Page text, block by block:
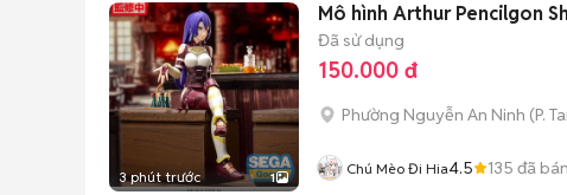
3 phút trước 1
Mô hình Arthur Pencilgon
Đã sử dụng
150.000 đ
Phường Nguyễn An Ninh (P.
Chú Mèo Đi Hia4.5 135 đã bán